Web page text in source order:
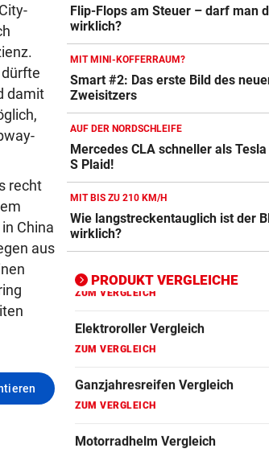
damit
recht
China
aus
SCHLUSSTAG WARTET vor
Röber am Podest, „Captain
stark verbessert
Flip-Flops am Steuer – darf man
wirklich?
MIT MINI-KOFFERRAUM?
Smart #2: Das erste Bild des
Zweisitzers
AUF DER NORDSCHLEIFE
Mercedes CLA schneller als
S Plaid!
MIT BIS ZU 210 KM/H
Wie langstreckentauglich ist der
wirklich?
PRODUKT VERGLEICHE
Autobatterie Vergleich
ZUM VERGLEICH
Winterreifen Vergleich
ZUM VERGLEICH
Elektroroller Vergleich
ZUM VERGLEICH
Ganzjahresreifen Vergleich
ZUM VERGLEICH
ZUM VERGLEICH
ZUM VERGLEICH
ZUM VERGLEICH